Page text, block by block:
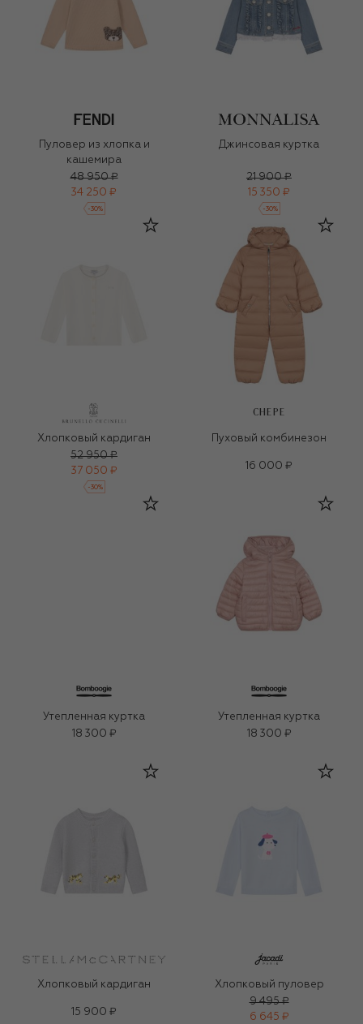
Пуловер из хлопка и
кашемира
48 950 ₽
34 250 ₽
-30%
Джинсовая куртка
21 900 ₽
15 350 ₽
-30%
Хлопковый кардиган
52 950 ₽
37 050 ₽
-30%
CHEPE
Пуховый комбинезон
16 000 ₽
Утепленная куртка
18 300 ₽
Утепленная куртка
18 300 ₽
Хлопковый кардиган
15 900 ₽
Хлопковый пуловер
9 495 ₽
6 645 ₽